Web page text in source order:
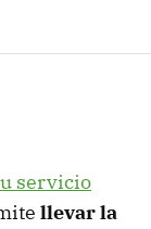
servicio
llevar la